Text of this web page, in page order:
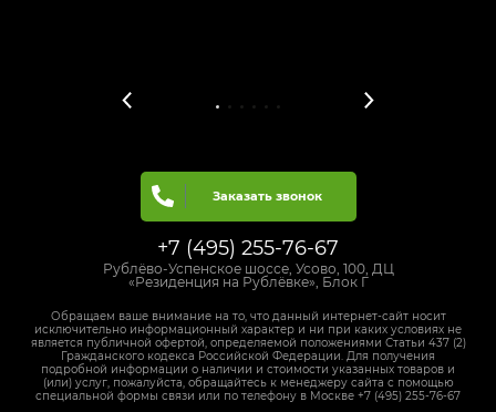
Заказать звонок
+7 (495) 255-76-67
Рублёво-Успенское шоссе, Усово, 100, ДЦ
«Резиденция на Рублёвке», Блок Г
Обращаем ваше внимание на то, что данный интернет-сайт носит
исключительно информационный характер и ни при каких условиях не
является публичной офертой, определяемой положениями Статьи 437 (2)
Гражданского кодекса Российской Федерации. Для получения
подробной информации о наличии и стоимости указанных товаров и
(или) услуг, пожалуйста, обращайтесь к менеджеру сайта с помощью
специальной формы связи или по телефону в Москве +7 (495) 255-76-67